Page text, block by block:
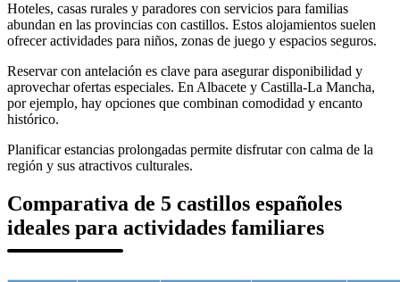
Hoteles, casas rurales y paradores con servicios para familias
abundan en las provincias con castillos. Estos alojamientos suelen
ofrecer actividades para niños, zonas de juego y espacios seguros.
Reservar con antelación es clave para asegurar disponibilidad y
aprovechar ofertas especiales. En Albacete y Castilla-La Mancha,
por ejemplo, hay opciones que combinan comodidad y encanto
histórico.
Planificar estancias prolongadas permite disfrutar con calma de la
región y sus atractivos culturales.
Comparativa de 5 castillos españoles
ideales para actividades familiares